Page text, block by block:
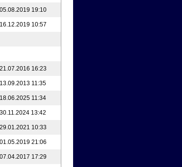
05.08.2019 19:10
16.12.2019 10:57
21.07.2016 16:23
13.09.2013 11:35
18.06.2025 11:34
30.11.2024 13:42
29.01.2021 10:33
01.05.2019 21:06
07.04.2017 17:29